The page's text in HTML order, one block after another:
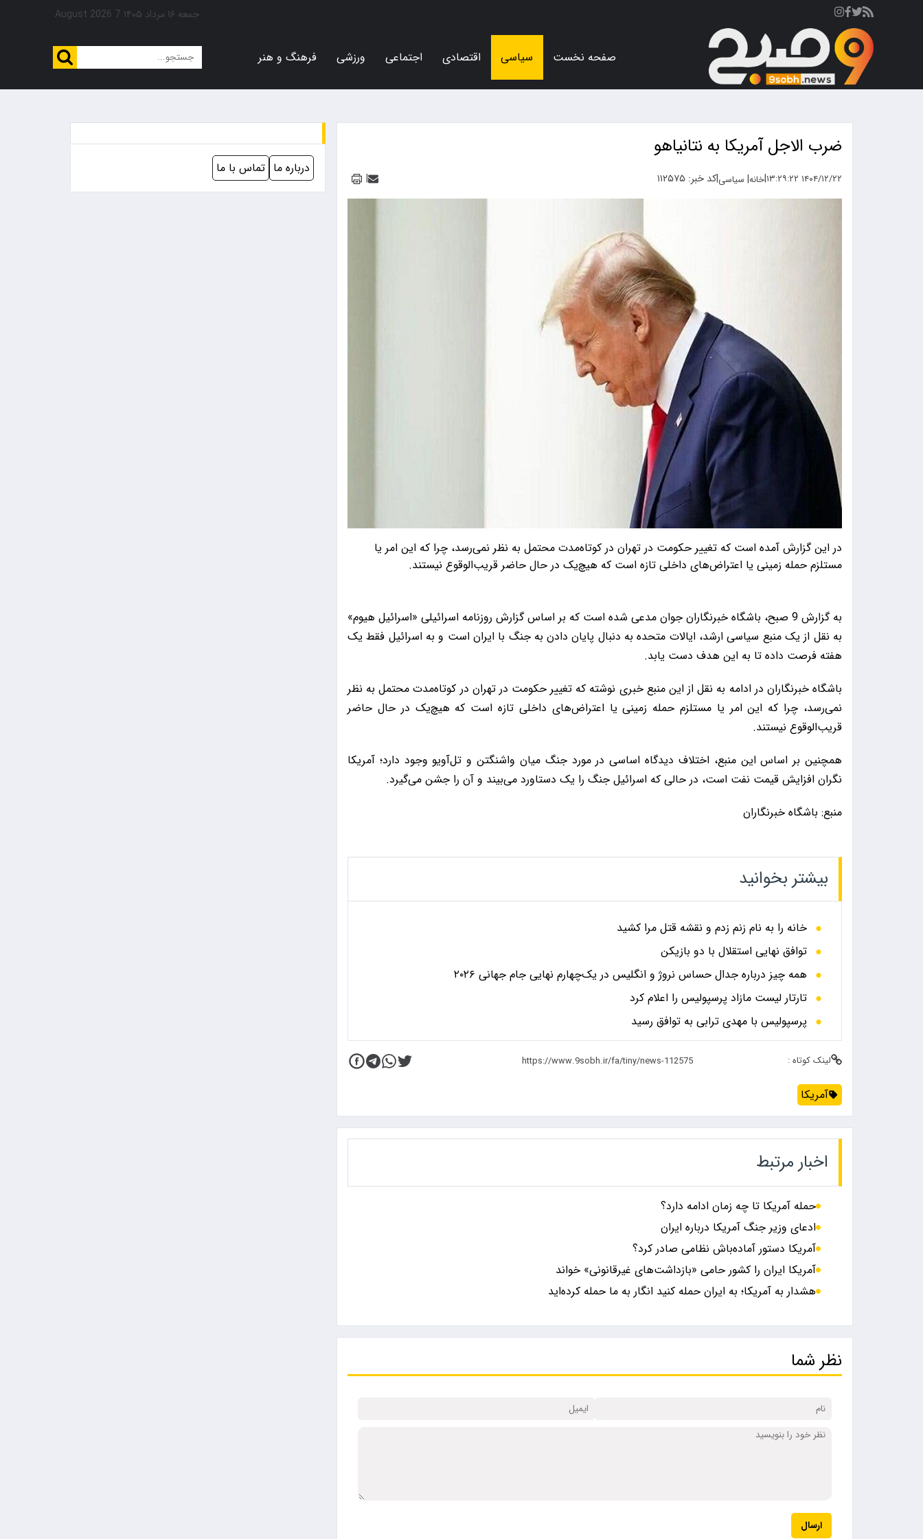
جمعه ۱۶ مرداد ۱۴۰۵ 7 August 2026
صفحه نخست سیاسی اقتصادی اجتماعی ورزشی فرهنگ و هنر
ضرب الاجل آمریکا به نتانیاهو
۱۴۰۴/۱۲/۲۲ ۱۳:۲۹:۲۲ |خانه| سیاسی|کد خبر: ۱۱۲۵۷۵ |
در این گزارش آمده است که تغییر حکومت در تهران در کوتاه‌مدت محتمل به نظر نمی‌رسد، چرا که این امر یا
مستلزم حمله زمینی یا اعتراض‌های داخلی تازه است که هیچ‌یک در حال حاضر قریب‌الوقوع نیستند.
به گزارش 9 صبح، باشگاه خبرنگاران جوان مدعی شده است که بر اساس گزارش روزنامه اسرائیلی «اسرائیل هیوم»
به نقل از یک منبع سیاسی ارشد، ایالات متحده به دنبال پایان دادن به جنگ با ایران است و به اسرائیل فقط یک
هفته فرصت داده تا به این هدف دست یابد.
باشگاه خبرنگاران در ادامه به نقل از این منبع خبری نوشته که تغییر حکومت در تهران در کوتاه‌مدت محتمل به نظر
نمی‌رسد، چرا که این امر یا مستلزم حمله زمینی یا اعتراض‌های داخلی تازه است که هیچ‌یک در حال حاضر
قریب‌الوقوع نیستند.
همچنین بر اساس این منبع، اختلاف دیدگاه اساسی در مورد جنگ میان واشنگتن و تل‌آویو وجود دارد؛ آمریکا
نگران افزایش قیمت نفت است، در حالی که اسرائیل جنگ را یک دستاورد می‌بیند و آن را جشن می‌گیرد.
منبع: باشگاه خبرنگاران
بیشتر بخوانید
خانه را به نام زنم زدم و نقشه قتل مرا کشید
توافق نهایی استقلال با دو بازیکن
همه چیز درباره جدال حساس نروژ و انگلیس در یک‌چهارم نهایی جام جهانی ۲۰۲۶
تارتار لیست مازاد پرسپولیس را اعلام کرد
پرسپولیس با مهدی ترابی به توافق رسید
لینک کوتاه :
آمریکا
اخبار مرتبط
حمله آمریکا تا چه زمان ادامه دارد؟
ادعای وزیر جنگ آمریکا درباره ایران
آمریکا دستور آماده‌باش نظامی صادر کرد؟
آمریکا ایران را کشور حامی «بازداشت‌های غیرقانونی» خواند
هشدار به آمریکا؛‌ به ایران حمله کنید انگار به ما حمله کرده‌اید
نظر شما
ارسال
درباره ما تماس با ما